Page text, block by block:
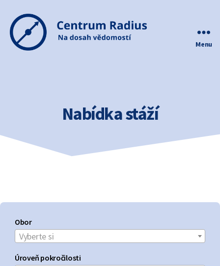
Menu
Nabídka stáží
Obor
Vyberte si
Úroveň pokročilosti